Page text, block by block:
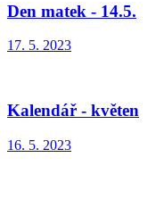
Den matek - 14.5.
17. 5. 2023
Kalendář - květen
16. 5. 2023